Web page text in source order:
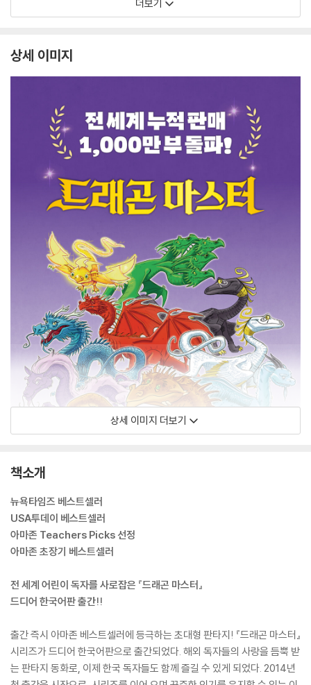
더보기
상세 이미지
상세 이미지 더보기
책소개
뉴욕타임즈 베스트셀러
USA투데이 베스트셀러
아마존 Teachers Picks 선정
아마존 초장기 베스트셀러
전 세계 어린이 독자를 사로잡은 『드래곤 마스터』
드디어 한국어판 출간!!
출간 즉시 아마존 베스트셀러에 등극하는 초대형 판타지! 『드래곤 마스터』
시리즈가 드디어 한국어판으로 출간되었다. 해외 독자들의 사랑을 듬뿍 받
는 판타지 동화로, 이제 한국 독자들도 함께 즐길 수 있게 되었다. 2014년